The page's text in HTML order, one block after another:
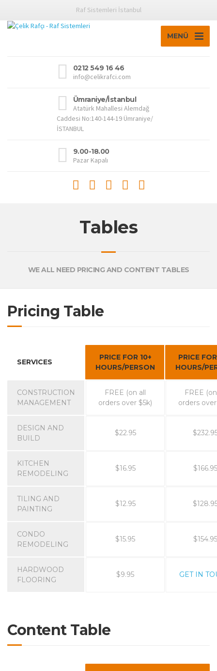
Raf Sistemleri İstanbul
MENÜ
0212 549 16 46
info@celikrafci.com
Ümraniye/İstanbul
Atatürk Mahallesi Alemdağ
Caddesi No:140-144-19 Ümraniye/
İSTANBUL
9.00-18.00
Pazar Kapalı
Tables
WE ALL NEED PRICING AND CONTENT TABLES
Pricing Table
SERVICES
PRICE FOR 10+
HOURS/PERSON
PRICE
HOURS/
CONSTRUCTION
MANAGEMENT
FREE (on all
orders over $5k)
FREE
orders
DESIGN AND
BUILD
$22.95
KITCHEN
REMODELING
$16.95 $166.95
TILING AND
PAINTING
$12.95
CONDO
REMODELING
$15.95 $154.95
HARDWOOD
FLOORING
$9.95 GET IN
Content Table